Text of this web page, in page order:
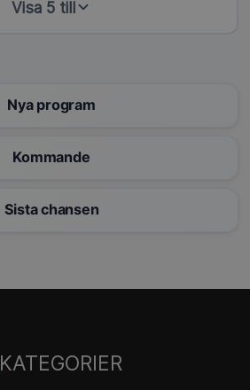
Visa 5 till
Nya program
Kommande
Sista chansen
KATEGORIER